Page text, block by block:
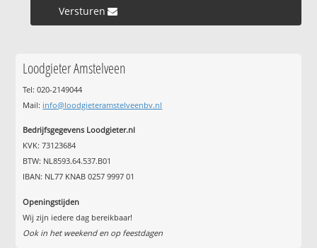
Versturen »
Loodgieter Amstelveen
Tel: 020-2149044
Mail: info@loodgieteramstelveenbv.nl
Bedrijfsgegevens Loodgieter.nl
KVK: 73123684
BTW: NL8593.64.537.B01
IBAN: NL77 KNAB 0257 9997 01
Openingstijden
Wij zijn iedere dag bereikbaar!
Ook in het weekend en op feestdagen